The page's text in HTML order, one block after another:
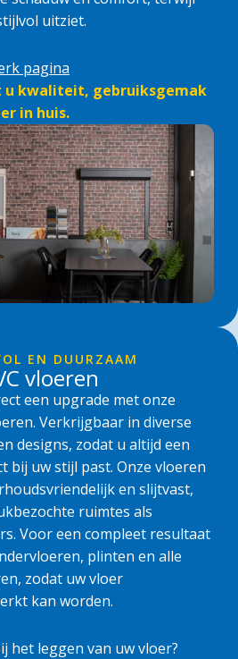
uitziet.
pagina
u kwaliteit, gebruiksgemak
in huis.
EN DUURZAAM
vloeren
een upgrade met onze
Verkrijgbaar in diverse
designs, zodat u altijd een
bij uw stijl past. Onze vloeren
en slijtvast,
ruimtes als
Voor een compleet resultaat
plinten en alle
zodat uw vloer
kan worden.
het leggen van uw vloer?